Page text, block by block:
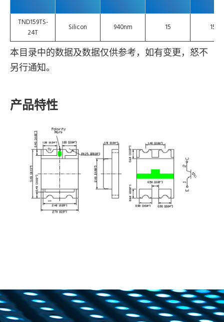
TND159TS-
24T
Silicon 940nm 15 15
本目录中的数据及数据仅供参考，如有变更，怒不
另行通知。
产品特性